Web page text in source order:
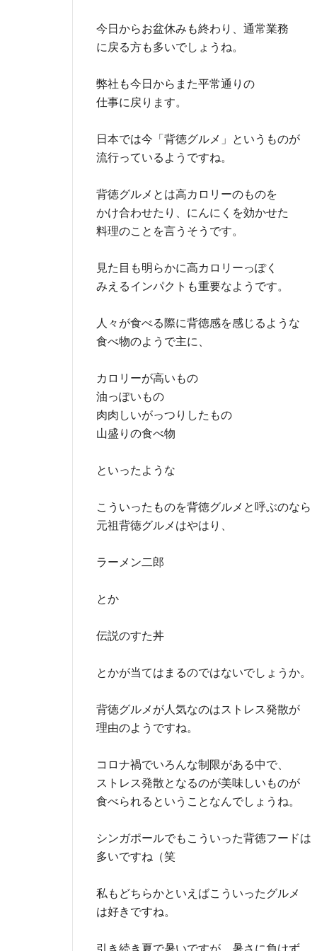
今日からお盆休みも終わり、通常業務
に戻る方も多いでしょうね。
弊社も今日からまた平常通りの
仕事に戻ります。
日本では今「背徳グルメ」というものが
流行っているようですね。
背徳グルメとは高カロリーのものを
かけ合わせたり、にんにくを効かせた
料理のことを言うそうです。
見た目も明らかに高カロリーっぽく
みえるインパクトも重要なようです。
人々が食べる際に背徳感を感じるような
食べ物のようで主に、
カロリーが高いもの
油っぽいもの
肉肉しいがっつりしたもの
山盛りの食べ物
といったような
こういったものを背徳グルメと呼ぶのなら
元祖背徳グルメはやはり、
ラーメン二郎
とか
伝説のすた丼
とかが当てはまるのではないでしょうか。
背徳グルメが人気なのはストレス発散が
理由のようですね。
コロナ禍でいろんな制限がある中で、
ストレス発散となるのが美味しいものが
食べられるということなんでしょうね。
シンガポールでもこういった背徳フードは
多いですね（笑
私もどちらかといえばこういったグルメ
は好きですね。